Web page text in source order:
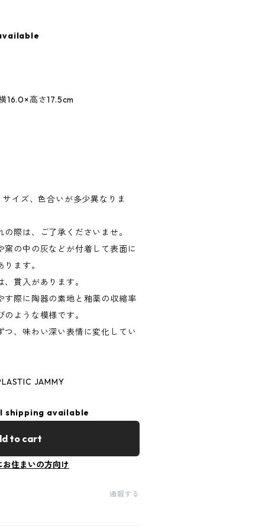
高さ17.5cm
イズ、色合いが多少異なりま
際は、ご了承くださいませ。
の中の灰などが付着して表面に
ます。
貫入があります。
際に陶器の素地と釉薬の収縮率
ような模様です。
つ、味わい深い表情に変化してい
JAMMY
shipping available
to cart
お住まいの方向け
通報する